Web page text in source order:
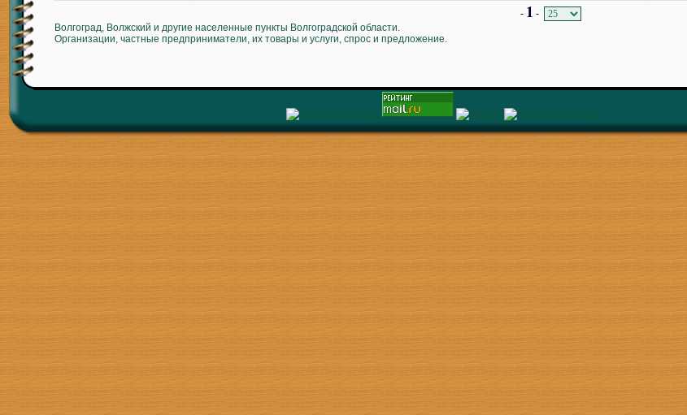
- 1 -
Волгоград, Волжский и другие населенные пункты Волгоградской области.
Организации, частные предприниматели, их товары и услуги, спрос и предложение.